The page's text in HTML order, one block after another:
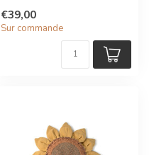
€39,00
Sur commande